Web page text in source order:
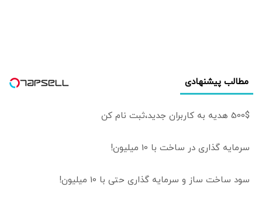
مطالب پیشنهادی
500$ هدیه به کاربران جدید،ثبت نام کن
سرمایه گذاری در ساخت با 10 میلیون!
سود ساخت ساز و سرمایه گذاری حتی با 10 میلیون!